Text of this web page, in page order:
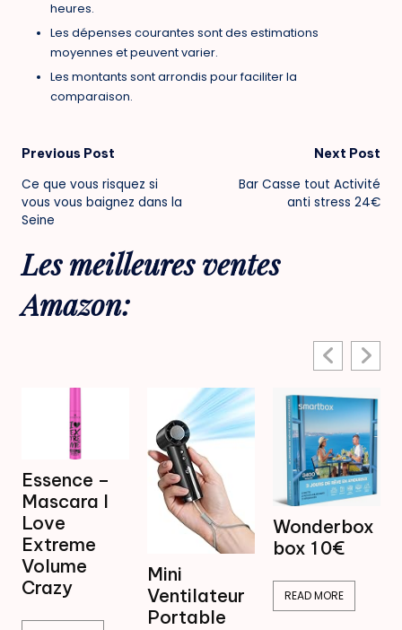
heures.
Les dépenses courantes sont des estimations
moyennes et peuvent varier.
Les montants sont arrondis pour faciliter la
comparaison.
Post
navigation
Previous Post
Ce que vous risquez si
vous vous baignez dans la
Seine
Next Post
Bar Casse tout Activité
anti stress 24€
Les meilleures ventes
Amazon:
Mini
Ventilateur
Portable
Wonderbox
box 1 0€
READ MORE
Mini
Ventilateur
Brumisateur
16,99€